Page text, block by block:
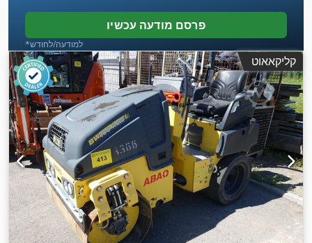
פרסם מודעה עכשיו
*למודעה/לחודש
קליקאאוט